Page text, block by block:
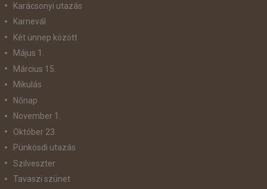
Karácsonyi utazás
Karnevál
Két ünnep között
Május 1.
Március 15.
Mikulás
Nőnap
November 1.
Október 23.
Pünkösdi utazás
Szilveszter
Tavaszi szünet